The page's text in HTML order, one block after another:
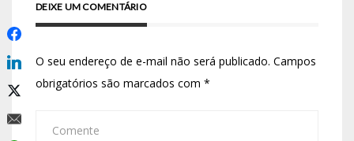
DEIXE UM COMENTÁRIO
O seu endereço de e-mail não será publicado. Campos
obrigatórios são marcados com *